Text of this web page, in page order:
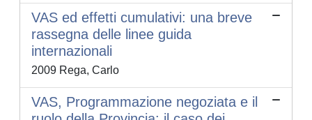
VAS ed effetti cumulativi: una breve
rassegna delle linee guida
internazionali
2009 Rega, Carlo
VAS, Programmazione negoziata e il